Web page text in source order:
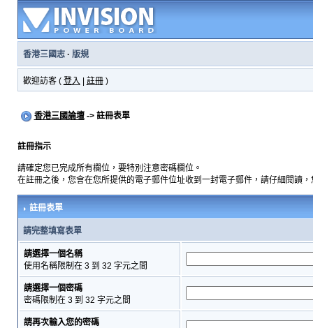
香港三國志· 版規
歡迎訪客 ( 登入 註冊)
香港三國論壇-> 註冊表單
註冊指示
請確定您已完成所有欄位，要特別注意密碼欄位。
在註冊之後，您會在您所提供的電子郵件位址收到一封電子郵件，請仔細閱讀
註冊表單
請完整填寫表單
請選擇一個名稱
使用名稱限制在 3 到 32 字元之間
請選擇一個密碼
密碼限制在 3 到 32 字元之間
請再次輸入您的密碼